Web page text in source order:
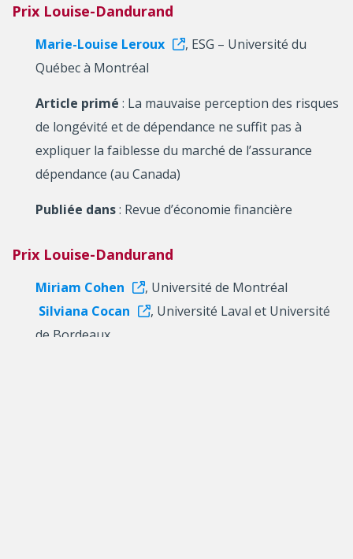
Prix Louise-Dandurand
Marie-Louise Leroux
, ESG – Université du
Québec à Montréal
Article primé : La mauvaise perception des risques
de longévité et de dépendance ne suffit pas à
expliquer la faiblesse du marché de l’assurance
dépendance (au Canada)
Publiée dans: Revue d’économie financière
Prix Louise-Dandurand
Miriam Cohen
, Université de Montréal
Silviana Cocan
, Université Laval et Université
de Bordeaux